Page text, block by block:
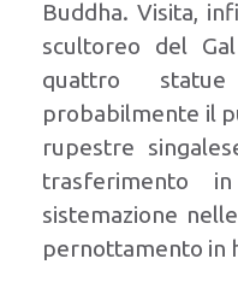
Buddha. Visita,
scultoreo del
quattro
probabilmente il
rupestre
trasferimento
sistemazione
pernottamento in